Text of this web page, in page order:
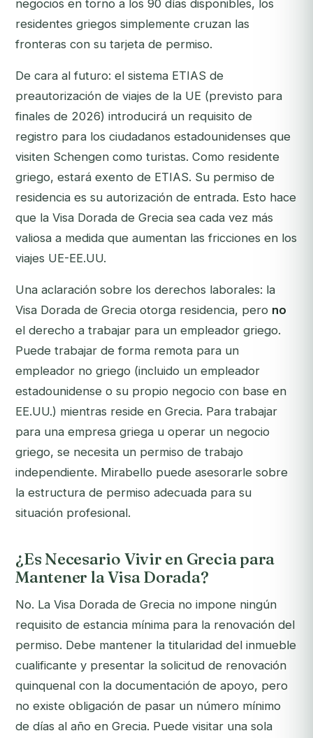
negocios en torno a los 90 días disponibles, los
residentes griegos simplemente cruzan las
fronteras con su tarjeta de permiso.
De cara al futuro: el sistema ETIAS de
preautorización de viajes de la UE (previsto para
finales de 2026) introducirá un requisito de
registro para los ciudadanos estadounidenses que
visiten Schengen como turistas. Como residente
griego, estará exento de ETIAS. Su permiso de
residencia es su autorización de entrada. Esto hace
que la Visa Dorada de Grecia sea cada vez más
valiosa a medida que aumentan las fricciones en los
viajes UE-EE.UU.
Una aclaración sobre los derechos laborales: la
Visa Dorada de Grecia otorga residencia, pero no
el derecho a trabajar para un empleador griego.
Puede trabajar de forma remota para un
empleador no griego (incluido un empleador
estadounidense o su propio negocio con base en
EE.UU.) mientras reside en Grecia. Para trabajar
para una empresa griega u operar un negocio
griego, se necesita un permiso de trabajo
independiente. Mirabello puede asesorarle sobre
la estructura de permiso adecuada para su
situación profesional.
¿Es Necesario Vivir en Grecia para
Mantener la Visa Dorada?
No. La Visa Dorada de Grecia no impone ningún
requisito de estancia mínima para la renovación del
permiso. Debe mantener la titularidad del inmueble
cualificante y presentar la solicitud de renovación
quinquenal con la documentación de apoyo, pero
no existe obligación de pasar un número mínimo
de días al año en Grecia. Puede visitar una sola